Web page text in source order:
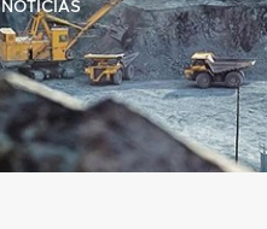
NOTICIAS